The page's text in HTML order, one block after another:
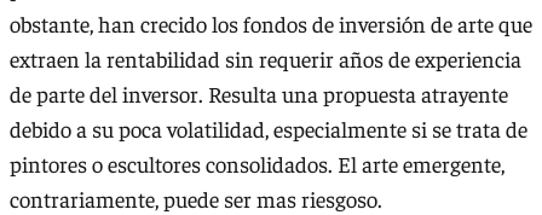
obstante, han crecido los fondos de inversión de arte que
extraen la rentabilidad sin requerir años de experiencia
de parte del inversor. Resulta una propuesta atrayente
debido a su poca volatilidad, especialmente si se trata de
pintores o escultores consolidados. El arte emergente,
contrariamente, puede ser mas riesgoso.